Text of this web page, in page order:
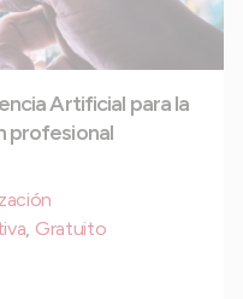
Artificial para la
profesional
Gratuito